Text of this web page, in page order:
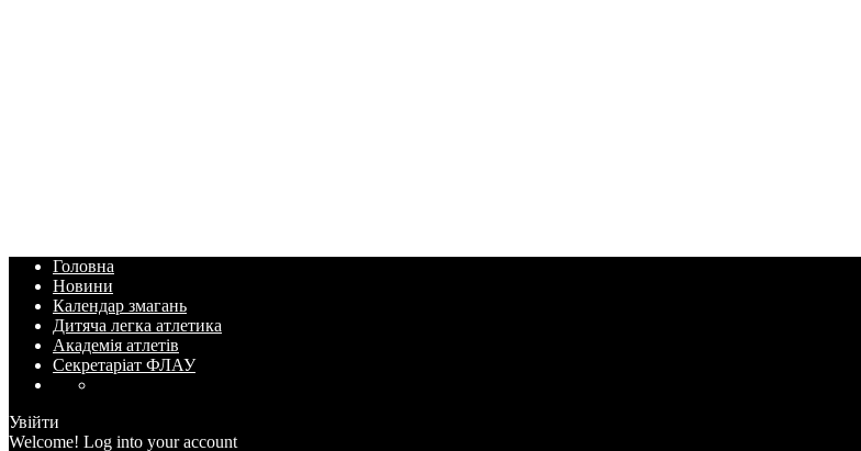
Головна
Новини
Календар змагань
Дитяча легка атлетика
Академія атлетів
Секретаріат ФЛАУ
Увійти
Welcome! Log into your account